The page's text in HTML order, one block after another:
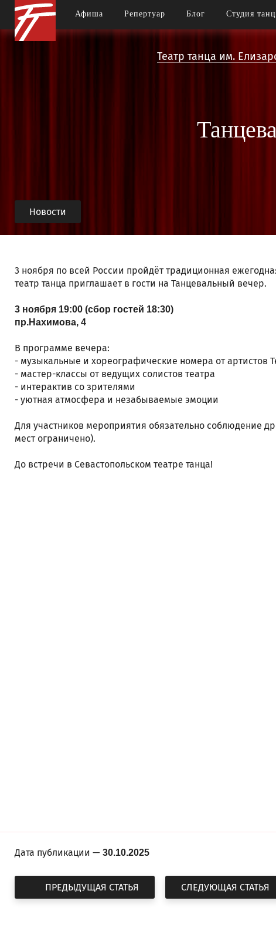
Афиша Репертуар Блог Студия
Театр танца им.
Новости
Дата публикации — 30.10.2025
ПРЕДЫДУЩАЯ СТАТЬЯ СЛЕДУЮЩАЯ СТАТЬЯ
3 ноября по всей России пройдёт традиционная
театр танца приглашает в гости на Танцевальный вечер.
3 ноября 19:00 (сбор гостей 18:30)
пр.Нахимова, 4
В программе вечера:
- музыкальные и хореографические номера от артистов
- мастер-классы от ведущих солистов театра
- интерактив со зрителями
- уютная атмосфера и незабываемые эмоции
Для участников мероприятия обязательно соблюдение
мест ограничено).
До встречи в Севастопольском театре танца!